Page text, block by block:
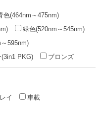
色(464nm～475nm)
緑色(520nm～545nm)
595nm)
PKG) ブロンズ
イ
車載